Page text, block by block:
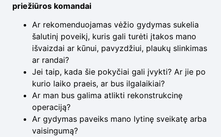
priežiūros komandai
Ar rekomenduojamas vėžio gydymas sukelia
šalutinį poveikį, kuris gali turėti įtakos mano
išvaizdai ar kūnui, pavyzdžiui, plaukų slinkimas
ar randai?
Jei taip, kada šie pokyčiai gali įvykti? Ar jie po
kurio laiko praeis, ar bus ilgalaikiai?
Ar man bus galima atlikti rekonstrukcinę
operaciją?
Ar gydymas paveiks mano lytinę sveikatę arba
vaisingumą?